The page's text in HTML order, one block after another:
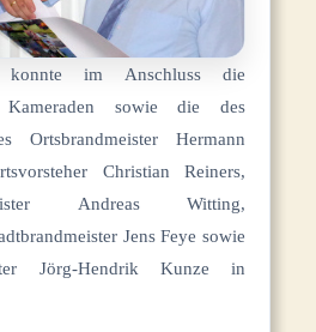
konnte im Anschluss die
Kameraden sowie die des
Hermann
Christian Reiners,
Andreas Witting,
Jens Feye sowie
Jörg-Hendrik Kunze in